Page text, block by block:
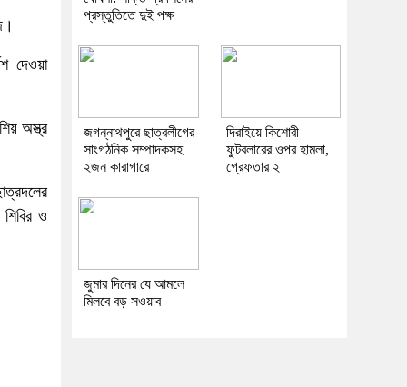
দেওয়া
অস্ত্র
ও
প্রস্তুতিতে দুই পক্ষ
জগন্নাথপুরে ছাত্রলীগের
সাংগঠনিক সম্পাদকসহ
২জন কারাগারে
দিরাইয়ে কিশোরী
ফুটবলারের ওপর হামলা,
গ্রেফতার ২
জুমার দিনের যে আমলে
মিলবে বড় সওয়াব